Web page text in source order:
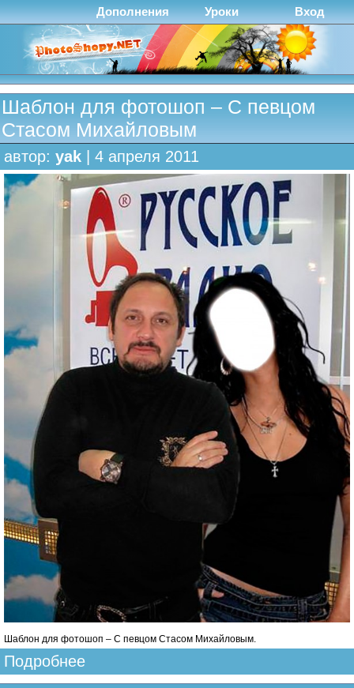
Дополнения Уроки Вход
Шаблон для фотошоп – С певцом
Стасом Михайловым
автор: yak | 4 апреля 2011
Шаблон для фотошоп – С певцом Стасом Михайловым.
Подробнее